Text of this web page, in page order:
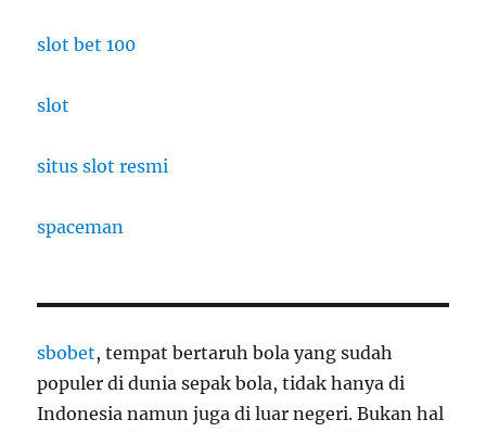
slot bet 100
slot
situs slot resmi
spaceman
sbobet, tempat bertaruh bola yang sudah
populer di dunia sepak bola, tidak hanya di
Indonesia namun juga di luar negeri. Bukan hal